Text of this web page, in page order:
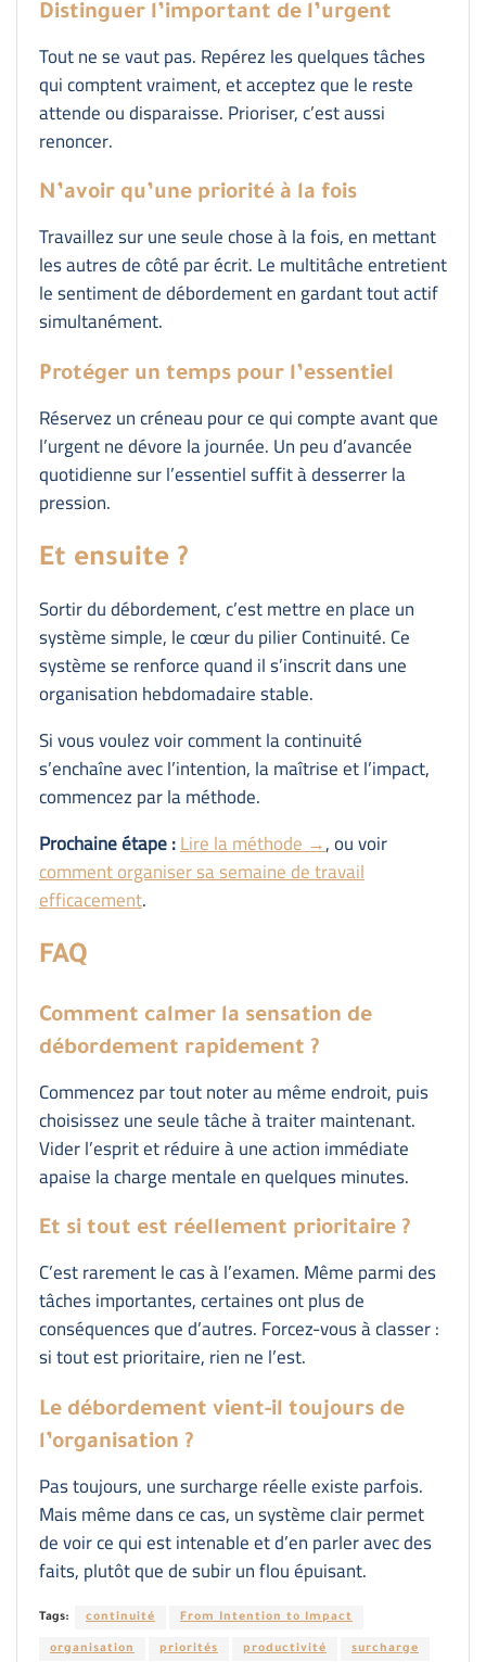
Distinguer l’important de l’urgent
Tout ne se vaut pas. Repérez les quelques tâches
qui comptent vraiment, et acceptez que le reste
attende ou disparaisse. Prioriser, c’est aussi
renoncer.
N’avoir qu’une priorité à la fois
Travaillez sur une seule chose à la fois, en mettant
les autres de côté par écrit. Le multitâche entretient
le sentiment de débordement en gardant tout actif
simultanément.
Protéger un temps pour l’essentiel
Réservez un créneau pour ce qui compte avant que
l’urgent ne dévore la journée. Un peu d’avancée
quotidienne sur l’essentiel suffit à desserrer la
pression.
Et ensuite ?
Sortir du débordement, c’est mettre en place un
système simple, le cœur du pilier Continuité. Ce
système se renforce quand il s’inscrit dans une
organisation hebdomadaire stable.
Si vous voulez voir comment la continuité
s’enchaîne avec l’intention, la maîtrise et l’impact,
commencez par la méthode.
Prochaine étape :Lire la méthode →, ou voir
comment organiser sa semaine de travail
efficacement.
FAQ
Comment calmer la sensation de
débordement rapidement ?
Commencez par tout noter au même endroit, puis
choisissez une seule tâche à traiter maintenant.
Vider l’esprit et réduire à une action immédiate
apaise la charge mentale en quelques minutes.
Et si tout est réellement prioritaire ?
C’est rarement le cas à l’examen. Même parmi des
tâches importantes, certaines ont plus de
conséquences que d’autres. Forcez-vous à classer :
si tout est prioritaire, rien ne l’est.
Le débordement vient-il toujours de
l’organisation ?
Pas toujours, une surcharge réelle existe parfois.
Mais même dans ce cas, un système clair permet
de voir ce qui est intenable et d’en parler avec des
faits, plutôt que de subir un flou épuisant.
Tags: continuité From Intention to Impact
organisation priorités productivité surcharge